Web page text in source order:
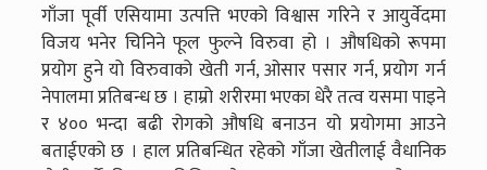
गाँजा पूर्वी एसियामा उत्पत्ति भएको विश्वास गरिने र आयुर्वेदमा
विजय भनेर चिनिने फूल फुल्ने विरुवा हो । औषधिको रूपमा
प्रयोग हुने यो विरुवाको खेती गर्न, ओसार पसार गर्न, प्रयोग गर्न
नेपालमा प्रतिबन्ध छ । हाम्रो शरीरमा भएका धेरै तत्व यसमा पाइने
र ४०० भन्दा बढी रोगको औषधि बनाउन यो प्रयोगमा आउने
बताईएको छ । हाल प्रतिबन्धित रहेको गाँजा खेतीलाई वैधानिक